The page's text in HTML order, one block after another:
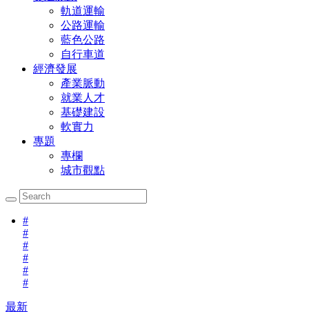
軌道運輸
公路運輸
藍色公路
自行車道
經濟發展
產業脈動
就業人才
基礎建設
軟實力
專題
專欄
城市觀點
#
#
#
#
#
#
最新